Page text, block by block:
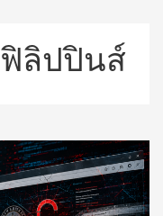
ฟิลิปปินส์